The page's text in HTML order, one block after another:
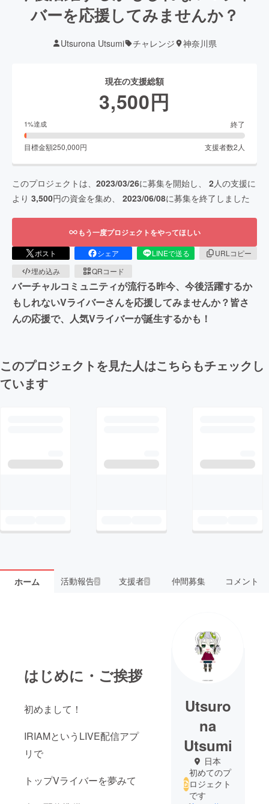
バーを応援してみませんか？
Utsurona Utsumi チャレンジ 神奈川県
現在の支援総額
3,500円
1%達成 終了
目標金額250,000円 支援者数2 人
このプロジェクトは、 2023/03/26に募集を開始し、 2人の支援に
より 3,500円の資金を集め、 2023/06/08に募集を終了しました
もう一度プロジェクトをやってほしい
ポスト シェア LINEで送る
URLコピー
埋め込み
QRコード
バーチャルコミュニティが流行る昨今、今後活躍するか
もしれないVライバーさんを応援してみませんか？皆さ
んの応援で、人気Vライバーが誕生するかも！
このプロジェクトを見た人はこちらもチェックし
ています
ホーム 活動報告2 支援者 2 仲間募集 コメント
はじめに・ご挨拶
初めまして！
IRIAMというLIVE配信アプ
リで
トップVライバーを夢みて
Utsuro
na
Utsumi
日本
初めてのプ
ロジェクト
です